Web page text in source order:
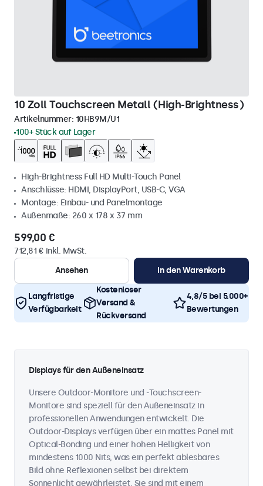
10 Zoll Touchscreen Metall (High-Brightness)
Artikelnummer: 10HB9M/U1
100+ Stück auf Lager
High-Brightness Full HD Multi-Touch Panel
Anschlüsse: HDMI, DisplayPort, USB-C, VGA
Montage: Einbau- und Panelmontage
Außenmaße: 260 x 178 x 37 mm
599,00 €
712,81 € inkl. MwSt.
Ansehen
In den Warenkorb
Langfristige
Verfügbarkeit
Kostenloser
Versand &
Rückversand
4,8/5 bei 5.000+
Bewertungen
Displays für den Außeneinsatz
Unsere Outdoor-Monitore und -Touchscreen-
Monitore sind speziell für den Außeneinsatz in
professionellen Anwendungen entwickelt. Die
Outdoor-Displays verfügen über ein mattes Panel mit
Optical-Bonding und einer hohen Helligkeit von
mindestens 1000 Nits, was ein perfekt ablesbares
Bild ohne Reflexionen selbst bei direktem
Sonnenlicht gewährleistet. Sie sind mit einem